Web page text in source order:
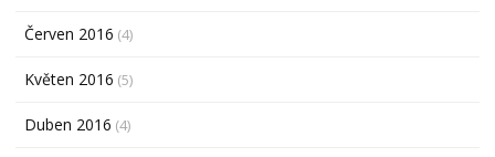
Červen 2016 (4)
Květen 2016 (5)
Duben 2016 (4)